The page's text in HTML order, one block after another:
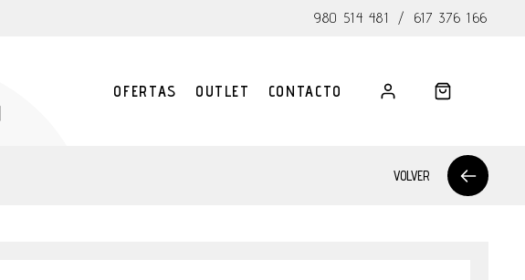
980 514 481 / 617 376 166
OFERTAS OUTLET CONTACTO
VOLVER